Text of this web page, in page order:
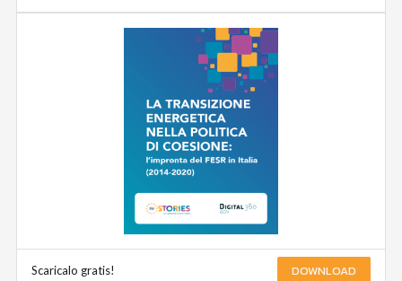
Scaricalo gratis! DOWNLOAD